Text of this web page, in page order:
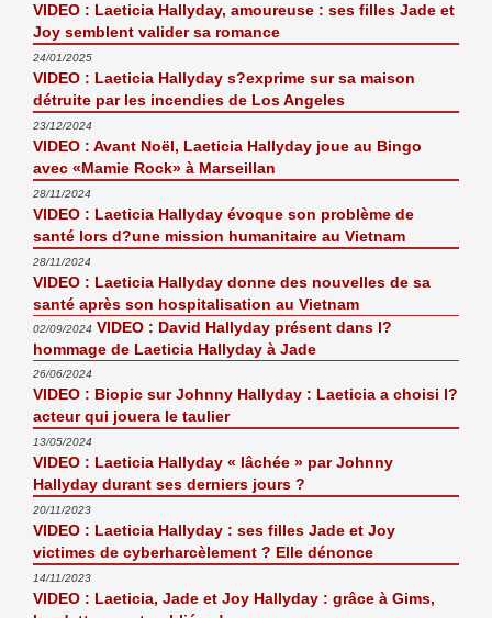
VIDEO : Laeticia Hallyday, amoureuse : ses filles Jade et
Joy semblent valider sa romance
24/01/2025
VIDEO : Laeticia Hallyday s?exprime sur sa maison
détruite par les incendies de Los Angeles
23/12/2024
VIDEO : Avant Noël, Laeticia Hallyday joue au Bingo
avec «Mamie Rock» à Marseillan
28/11/2024
VIDEO : Laeticia Hallyday évoque son problème de
santé lors d?une mission humanitaire au Vietnam
28/11/2024
VIDEO : Laeticia Hallyday donne des nouvelles de sa
santé après son hospitalisation au Vietnam
02/09/2024 VIDEO : David Hallyday présent dans l?
hommage de Laeticia Hallyday à Jade
26/06/2024
VIDEO : Biopic sur Johnny Hallyday : Laeticia a choisi l?
acteur qui jouera le taulier
13/05/2024
VIDEO : Laeticia Hallyday « lâchée » par Johnny
Hallyday durant ses derniers jours ?
20/11/2023
VIDEO : Laeticia Hallyday : ses filles Jade et Joy
victimes de cyberharcèlement ? Elle dénonce
14/11/2023
VIDEO : Laeticia, Jade et Joy Hallyday : grâce à Gims,